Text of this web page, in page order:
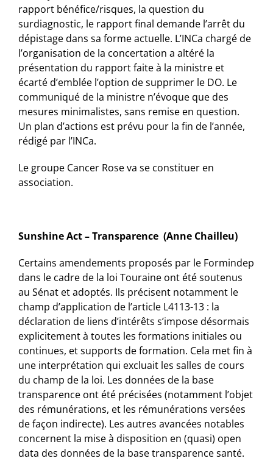
rapport bénéfice/risques, la question du
surdiagnostic, le rapport final demande l’arrêt du
dépistage dans sa forme actuelle. L’INCa chargé de
l’organisation de la concertation a altéré la
présentation du rapport faite à la ministre et
écarté d’emblée l’option de supprimer le DO. Le
communiqué de la ministre n’évoque que des
mesures minimalistes, sans remise en question.
Un plan d’actions est prévu pour la fin de l’année,
rédigé par l’INCa.
Le groupe Cancer Rose va se constituer en
association.
Sunshine Act – Transparence (Anne Chailleu)
Certains amendements proposés par le Formindep
dans le cadre de la loi Touraine ont été soutenus
au Sénat et adoptés. Ils précisent notamment le
champ d’application de l’article L4113-13 : la
déclaration de liens d’intérêts s’impose désormais
explicitement à toutes les formations initiales ou
continues, et supports de formation. Cela met fin à
une interprétation qui excluait les salles de cours
du champ de la loi. Les données de la base
transparence ont été précisées (notamment l’objet
des rémunérations, et les rémunérations versées
de façon indirecte). Les autres avancées notables
concernent la mise à disposition en (quasi) open
data des données de la base transparence santé.